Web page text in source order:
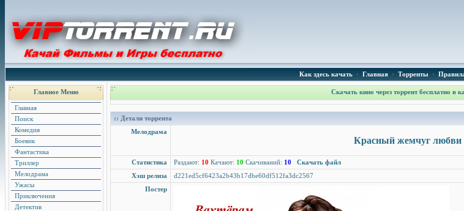
Как здесь качать• Главная• Торренты•
Главное Меню
Главная
Поиск
Комедия
Боевик
Фантастика
Триллер
Мелодрама
Ужасы
Приключения
Детектив
Скачать кино через торрент бесплатно в
:: Детали торрента
Мелодрама
Красный жемчуг любви
Статистика Раздают: 10 Качают: 10 Скачиваний: 10
Скачать файл
Хэш релиза
d221ed5cf6423a2b43b17dbe60df512fa3dc2567
Постер